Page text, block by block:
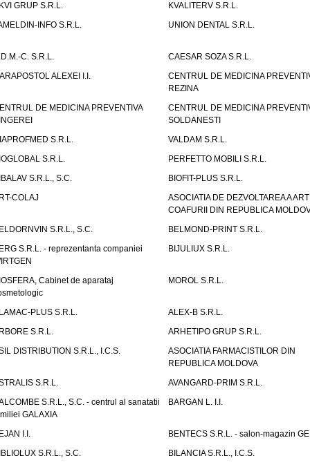
GRUP S.R.L.
KVALITERV S.R.L.
INFO S.R.L.
UNION DENTAL S.R.L.
C. S.R.L.
CAESAR SOZA S.R.L.
ALEXEI I.I.
CENTRUL DE MEDICINA
REZINA
DE MEDICINA PREVENTIVA
CENTRUL DE MEDICINA
SOLDANESTI
S.R.L.
VALDAM S.R.L.
S.R.L.
PERFETTO MOBILI S.R.L.
S.R.L., S.C.
BIOFIT-PLUS S.R.L.
COLAJ
ASOCIATIA DE DEZVOLTAREA A
COAFURII DIN REPUBLICA
S.R.L., S.C.
BELMOND-PRINT S.R.L.
S.R.L. - reprezentanta companiei
BIJULIUX S.R.L.
Cabinet de aparataj
MOROL S.R.L.
PLUS S.R.L.
ALEX-B S.R.L.
S.R.L.
ARHETIPO GRUP S.R.L.
DISTRIBUTION S.R.L., I.C.S.
ASOCIATIA FARMACISTILOR DIN
REPUBLICA MOLDOVA
S.R.L.
AVANGARD-PRIM S.R.L.
S.R.L., S.C. - centrul al sanatatii
GALAXIA
BARGAN L. I.I.
I.I.
BENTECS S.R.L. - salon-magazin
S.R.L., S.C.
BILANCIA S.R.L., I.C.S.